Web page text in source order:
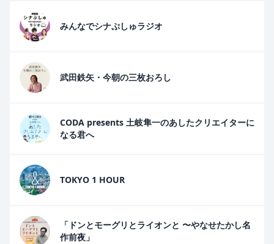
みんなでシナぷしゅラジオ
武田鉄矢・今朝の三枚おろし
CODA presents 土岐隼一のあしたクリエイターに
なる君へ
TOKYO 1 HOUR
「ドンとモーグリとライオンと 〜やなせたかし名
作前夜」